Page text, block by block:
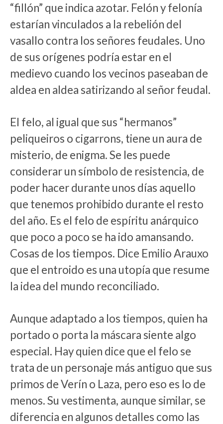
“fillón” que indica azotar. Felón y felonía
estarían vinculados a la rebelión del
vasallo contra los señores feudales. Uno
de sus orígenes podría estar en el
medievo cuando los vecinos paseaban de
aldea en aldea satirizando al señor feudal.
El felo, al igual que sus “hermanos”
peliqueiros o cigarrons, tiene un aura de
misterio, de enigma. Se les puede
considerar un símbolo de resistencia, de
poder hacer durante unos días aquello
que tenemos prohibido durante el resto
del año. Es el felo de espíritu anárquico
que poco a poco se ha ido amansando.
Cosas de los tiempos. Dice Emilio Arauxo
que el entroido es una utopía que resume
la idea del mundo reconciliado.
Aunque adaptado a los tiempos, quien ha
portado o porta la máscara siente algo
especial. Hay quien dice que el felo se
trata de un personaje más antiguo que sus
primos de Verín o Laza, pero eso es lo de
menos. Su vestimenta, aunque similar, se
diferencia en algunos detalles como las